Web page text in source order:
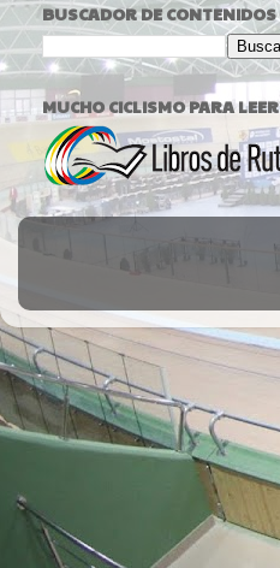
BUSCADOR DE CONTENIDOS
MUCHO CICLISMO PARA LEER